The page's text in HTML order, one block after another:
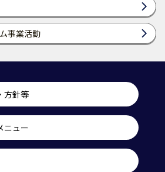
事業活動
方針等
ニュー